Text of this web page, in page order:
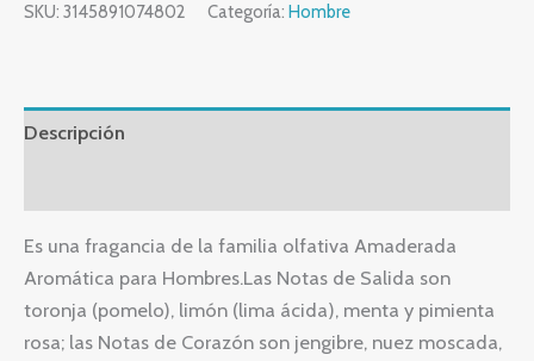
SKU: 3145891074802 Categoría: Hombre
Descripción
Es una fragancia de la familia olfativa Amaderada
Aromática para Hombres.Las Notas de Salida son
toronja (pomelo), limón (lima ácida), menta y pimienta
rosa; las Notas de Corazón son jengibre, nuez moscada,